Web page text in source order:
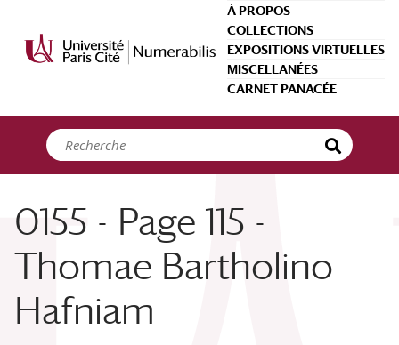
À PROPOS
COLLECTIONS
EXPOSITIONS VIRTUELLES
MISCELLANÉES
CARNET PANACÉE
0155 - Page 115 -
Thomae Bartholino
Hafniam